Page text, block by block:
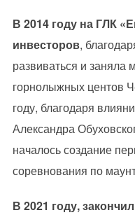
В 2014 году на ГЛК
инвесторов,
развиваться и заняла
горнолыжных центов
году, благодаря
Александра
началось создание
соревнования по
В 2021 году,